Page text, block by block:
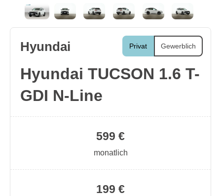
Privat Gewerblich
Hyundai
Hyundai TUCSON 1.6 T-
GDI N-Line
199 €
599 €
monatlich